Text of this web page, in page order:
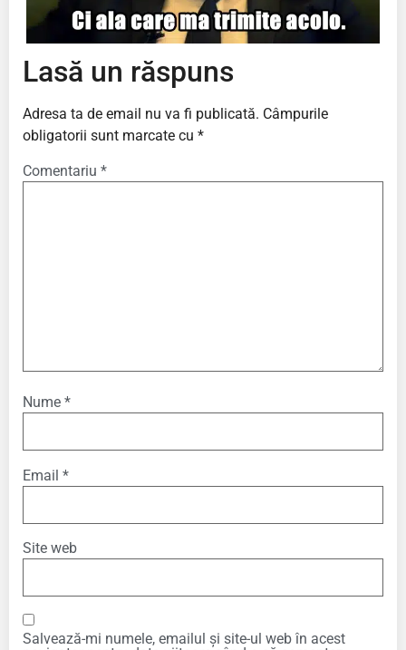
Lasă un răspuns
Adresa ta de email nu va fi publicată. Câmpurile
obligatorii sunt marcate cu *
Comentariu *
Nume *
Email *
Site web
Salvează-mi numele, emailul și site-ul web în acest